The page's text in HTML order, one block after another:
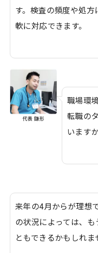
す。検査の頻度や処方
軟に対応できます。
代表 鎌形
職場環
転職の
います
来年の4月からが理想
の状況によっては、も
ともできるかもしれま